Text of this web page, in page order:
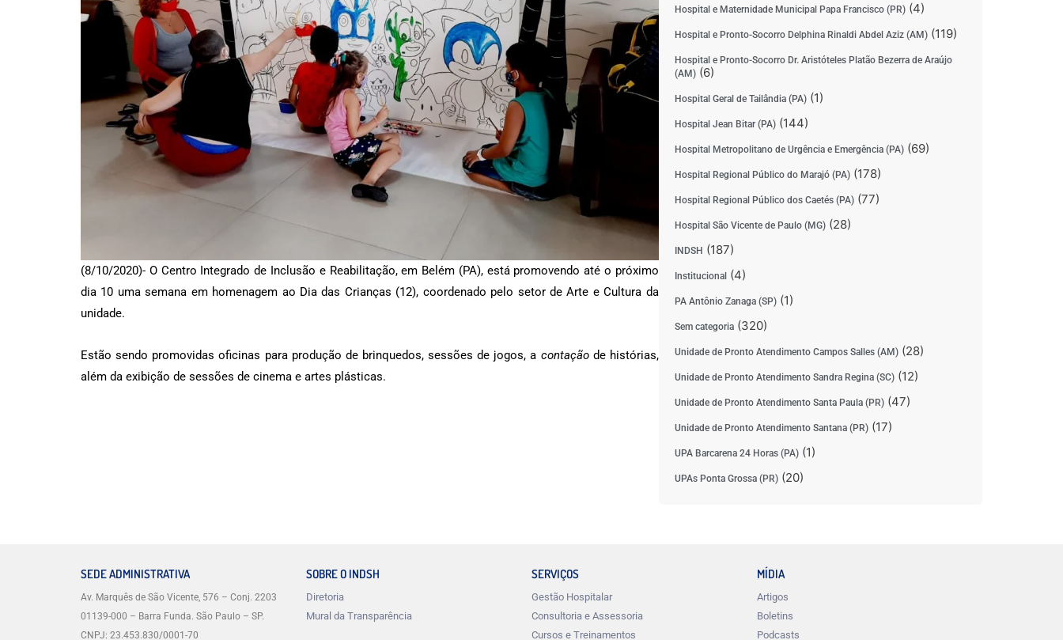
(8/10/2020)- O Centro Integrado de Inclusão e Reabilitação, em Belém (PA), está promovendo até o próximo
dia 10 uma semana em homenagem ao Dia das Crianças (12), coordenado pelo setor de Arte e Cultura da
unidade.
Estão sendo promovidas oficinas para produção de brinquedos, sessões de jogos, a contaçãode histórias,
além da exibição de sessões de cinema e artes plásticas.
Hospital e Maternidade Municipal Papa Francisco (PR)(4)
Hospital e Pronto-Socorro Delphina Rinaldi Abdel Aziz (AM)(119)
Hospital e Pronto-Socorro Dr. Aristóteles Platão Bezerra de Araújo
(AM)(6)
Hospital Geral de Tailândia (PA)(1)
Hospital Jean Bitar (PA)(144)
Hospital Metropolitano de Urgência e Emergência (PA)(69)
Hospital Regional Público do Marajó (PA)(178)
Hospital Regional Público dos Caetés (PA)(77)
Hospital São Vicente de Paulo (MG)(28)
INDSH (187)
Institucional(4)
PA Antônio Zanaga (SP)(1)
Sem categoria(320)
Unidade de Pronto Atendimento Campos Salles (AM)(28)
Unidade de Pronto Atendimento Sandra Regina (SC)(12)
Unidade de Pronto Atendimento Santa Paula (PR)(47)
Unidade de Pronto Atendimento Santana (PR)(17)
UPA Barcarena 24 Horas (PA)(1)
UPAs Ponta Grossa (PR)(20)
SEDE ADMINISTRATIVA
Av. Marquês de São Vicente, 576 – Conj. 2203
01139-000 – Barra Funda. São Paulo – SP.
CNPJ: 23.453.830/0001-70
SOBRE O INDSH
Diretoria
Mural da Transparência
SERVIÇOS
Gestão Hospitalar
Consultoria e Assessoria
Cursos e Treinamentos
MÍDIA
Artigos
Boletins
Podcasts